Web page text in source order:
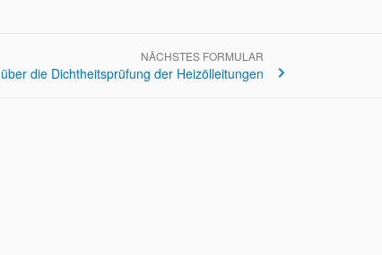
NÄCHSTES FORMULAR
die Dichtheitsprüfung der Heizölleitungen keyboard_arrow_right